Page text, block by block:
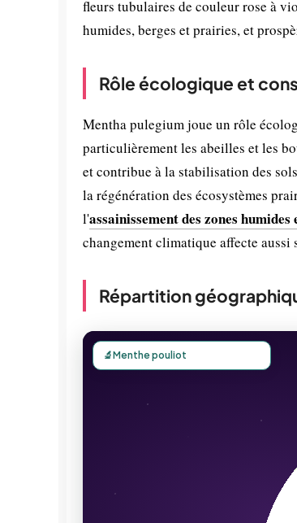
fleurs tubulaires de couleur rose à
humides, berges et prairies, et
Rôle écologique et
Mentha pulegium joue un rôle
particulièrement les abeilles et les
et contribue à la stabilisation des
la régénération des écosystèmes
l'assainissement des zones
changement climatique affecte
Répartition